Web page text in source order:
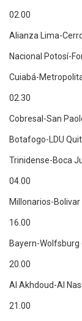
02.00
Alianza Lima-
Nacional Potosí-
Cuiabá-
02.30
Cobresal-San
Botafogo-LDU
Trinidense-Boca
04.00
Millonarios-
16.00
Bayern-
20.00
Al Akhdoud-Al
21.00